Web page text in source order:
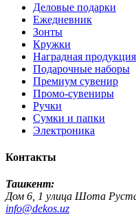
Деловые подарки
Ежедневник
Зонты
Кружки
Наградная продукция
Подарочные наборы
Премиум сувенир
Промо-сувениры
Ручки
Сумки и папки
Электроника
Контакты
Ташкент:
Дом 6, 1 улица Шота
info@dekos.uz